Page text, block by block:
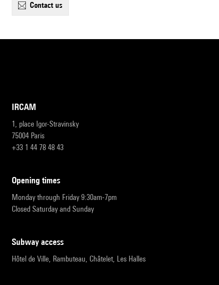
contact us
IRCAM
1, place Igor-Stravinsky
75004 Paris
+33 1 44 78 48 43
opening times
Monday through Friday 9:30am-7pm
Closed Saturday and Sunday
subway access
Hôtel de Ville, Rambuteau, Châtelet, Les Halles